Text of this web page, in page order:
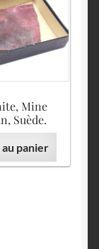
Mine
Suède.
panier